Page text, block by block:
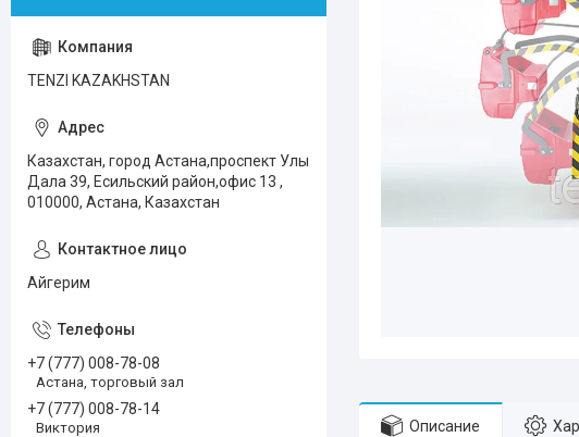
Описание
TENZI KAZAKHSTAN
Казахстан, город Астана,проспект Улы
Дала 39, Есильский район,офис 13 ,
010000, Астана, Казахстан
Айгерим
+7 (777) 008-78-08
Астана, торговый зал
+7 (777) 008-78-14
Виктория